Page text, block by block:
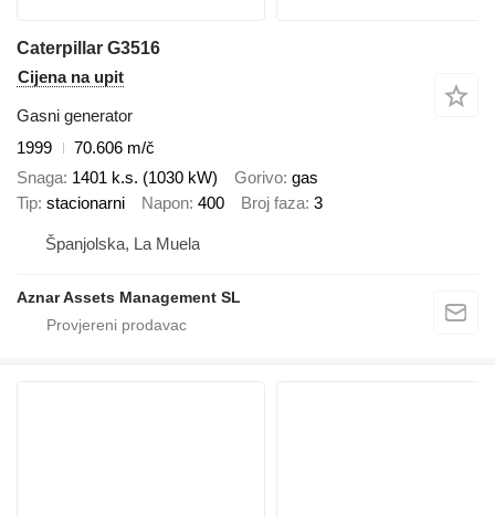
Caterpillar G3516
Cijena na upit
Gasni generator
1999
70.606 m/č
Snaga 1401 k.s. (1030 kW) Gorivo gas
Tip stacionarni Napon 400 Broj faza 3
Španjolska, La Muela
Aznar Assets Management SL